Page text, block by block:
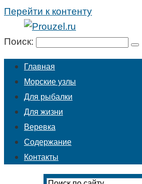
Перейти к контенту
Поиск:
Главная
Морские узлы
Для рыбалки
Для жизни
Веревка
Содержание
Контакты